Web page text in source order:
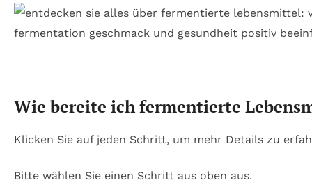
Wie bereite ich fermentierte
Klicken Sie auf jeden Schritt, um mehr Details zu
Bitte wählen Sie einen Schritt aus oben aus.